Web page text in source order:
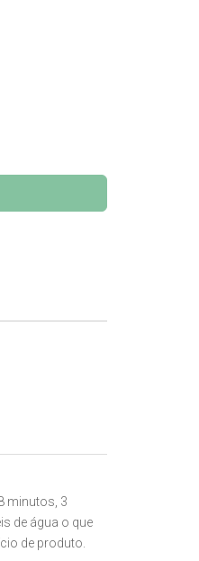
minutos, 3
de água o que
de produto.